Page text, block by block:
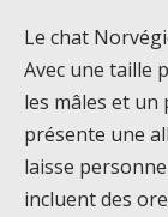
Le chat
Avec une taille
les mâles et un
présente une
laisse
incluent des